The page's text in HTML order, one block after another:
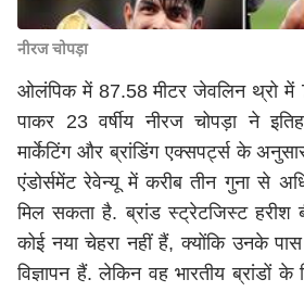
नीरज चोपड़ा
ओलंपिक में 87.58 मीटर जेवलिन थ्रो में
पाकर 23 वर्षीय नीरज चोपड़ा ने
मार्केटिंग और ब्रांडिंग एक्सपर्ट्स के
एंडोर्समेंट रेवेन्यू में करीब तीन गुना से
मिल सकता है. ब्रांड स्ट्रेटजिस्ट हरीश
कोई नया चेहरा नहीं हैं, क्योंकि उनके
विज्ञापन हैं. लेकिन वह भारतीय ब्रांडों